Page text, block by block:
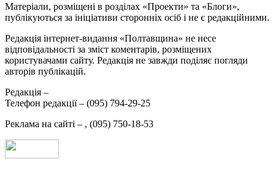
Матеріали, розміщені в розділах «Проекти» та «Блоги»,
публікуються за ініціативи сторонніх осіб і не є редакційними.
Редакція інтернет-видання «Полтавщина» не несе
відповідальності за зміст коментарів, розміщених
користувачами сайту. Редакція не завжди поділяє погляди
авторів публікацій.
Редакція –
Телефон редакції – (095) 794-29-25
Реклама на сайті – , (095) 750-18-53